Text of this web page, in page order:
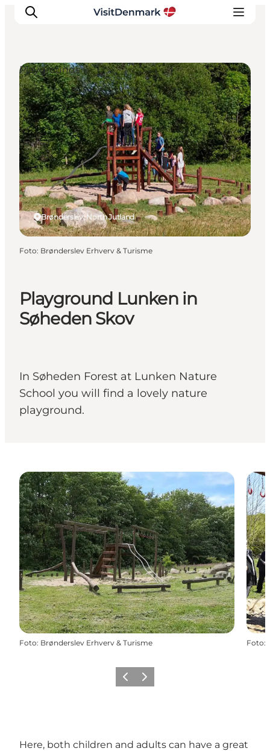
Inspiratie
Bestemmingen
Wat te doen
Accommodaties
Plan je reis
Playground Lunken in
Søheden Skov
In Søheden Forest at Lunken Nature
School you will find a lovely nature
playground.
Brønderslev, North Jutland
Playgrounds
Foto: Brønderslev Erhverv & Turisme
Foto: Brønderslev Erhverv & Turisme Foto:
Vorige Volgende
Here, both children and adults can have a great